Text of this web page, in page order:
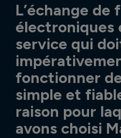
L’échange de
électroniques
service qui
fonctionner
simple et
raison pour
avons choisi